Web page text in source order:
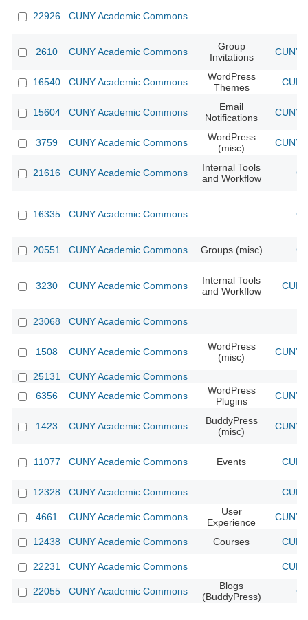
22926 CUNY Academic Commons
2610 CUNY Academic Commons
Group
Invitations
CUNY
16540 CUNY Academic Commons
WordPress
Themes
15604 CUNY Academic Commons
Email
Notifications
CUNY
3759 CUNY Academic Commons
WordPress
(misc)
CUNY
21616 CUNY Academic Commons
Internal Tools
and Workflow
16335 CUNY Academic Commons
20551 CUNY Academic Commons Groups (misc)
3230 CUNY Academic Commons
Internal Tools
and Workflow
23068 CUNY Academic Commons
1508 CUNY Academic Commons
WordPress
(misc)
CUNY
25131
CUNY Academic Commons
6356
CUNY Academic Commons
WordPress
Plugins
CUNY
1423 CUNY Academic Commons
BuddyPress
(misc)
CUNY
11077 CUNY Academic Commons Events
12328 CUNY Academic Commons
4661 CUNY Academic Commons
User
Experience
CUNY
12438 CUNY Academic Commons Courses
22231 CUNY Academic Commons
22055 CUNY Academic Commons
Blogs
(BuddyPress)